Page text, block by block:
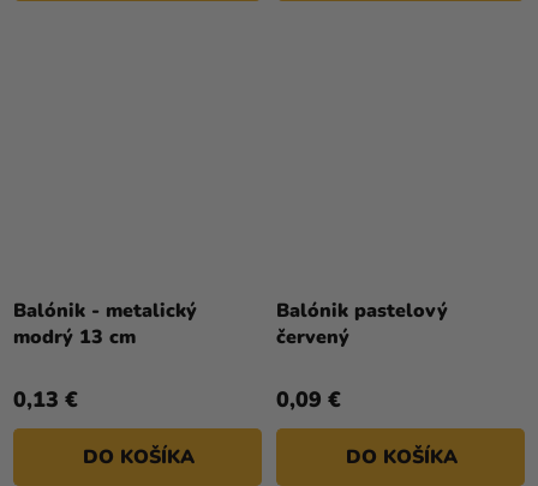
Balónik - metalický
modrý 13 cm
0,13 €
DO KOŠÍKA
Balónik pastelový
červený
hodnotenie
produktu
5
hviezdičiek.
0,09 €
DO KOŠÍKA